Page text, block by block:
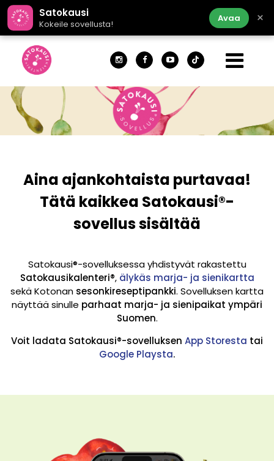
Satokausi
Kokeile sovellusta!
Avaa ×
Aina ajankohtaista purtavaa!
Tätä kaikkea Satokausi®-
sovellus sisältää
Satokausi®-sovelluksessa yhdistyvät rakastettu
Satokausikalenteri®, älykäs marja- ja sienikartta
sekä Kotonan sesonkireseptipankki. Sovelluksen kartta
näyttää sinulle parhaat marja- ja sienipaikat ympäri
Suomen.
Voit ladata Satokausi®-sovelluksen App Storesta tai
Google Playsta.